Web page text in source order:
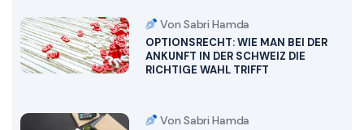
Von Sabri Hamda
OPTIONSRECHT: WIE MAN BEI DER
ANKUNFT IN DER SCHWEIZ DIE
RICHTIGE WAHL TRIFFT
Von Sabri Hamda